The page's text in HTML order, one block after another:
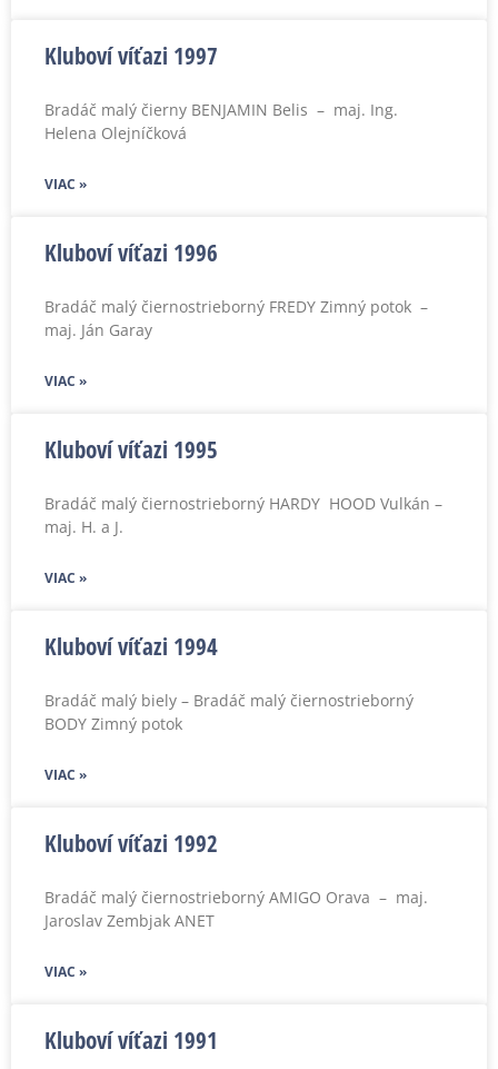
Kluboví víťazi 1997
Bradáč malý čierny BENJAMIN Belis – maj. Ing.
Helena Olejníčková
VIAC »
Kluboví víťazi 1996
Bradáč malý čiernostrieborný FREDY Zimný potok –
maj. Ján Garay
VIAC »
Kluboví víťazi 1995
Bradáč malý čiernostrieborný HARDY HOOD Vulkán –
maj. H. a J.
VIAC »
Kluboví víťazi 1994
Bradáč malý biely – Bradáč malý čiernostrieborný
BODY Zimný potok
VIAC »
Kluboví víťazi 1992
Bradáč malý čiernostrieborný AMIGO Orava – maj.
Jaroslav Zembjak ANET
VIAC »
Kluboví víťazi 1991